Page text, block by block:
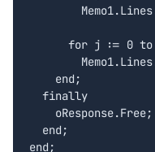
for j := 0
    end;
  finally
    oResponse.Free;
  end;
end;